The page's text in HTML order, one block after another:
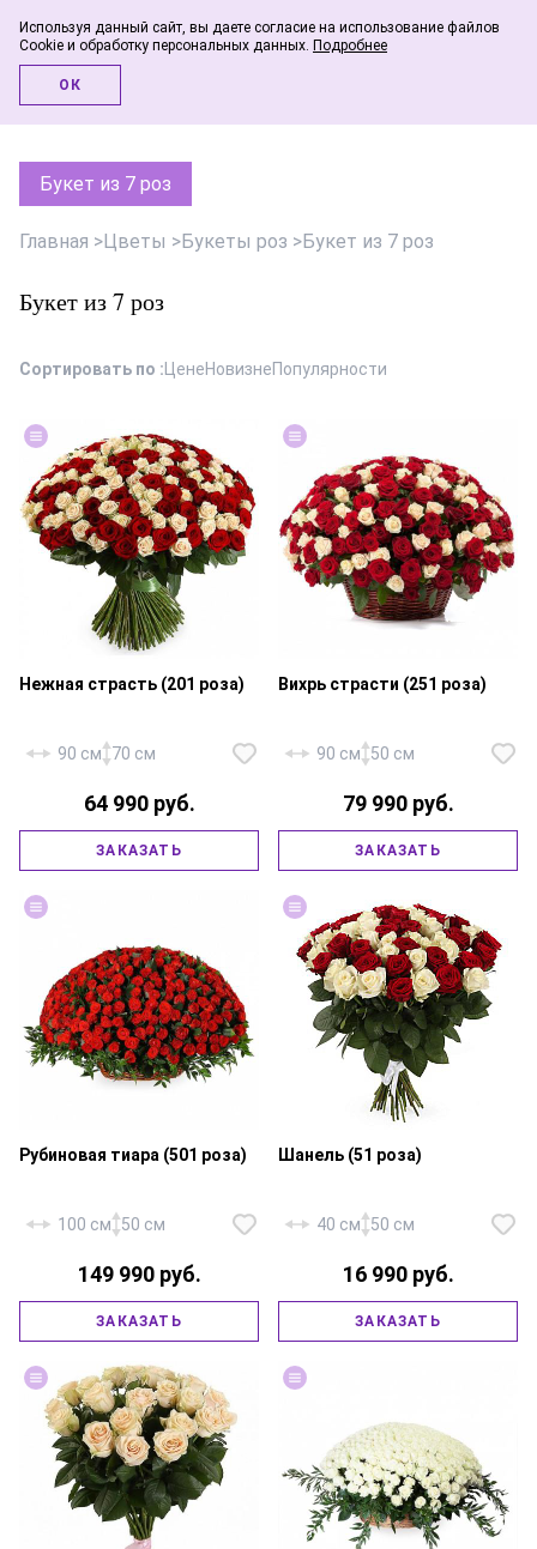
Букет из 7 роз
Главная >Цветы >Букеты роз >Букет из 7 роз
Букет из 7 роз
Сортировать по : ЦенеНовизнеПопулярности
Роза «Россия Ред Наоми» — 101
шт., роза «Россия Талея» — 100
Нежная страсть (201 роза)
90 см 70 см
64 990 руб.
ЗАКАЗАТЬ
шт., роза «Россия Аваланж» —
100 шт., корзина большая,
Вихрь страсти (251 роза)
90 см 50 см
79 990 руб.
ЗАКАЗАТЬ
шт., рускус — 3 банча, корзина
большая, флористическая
Рубиновая тиара (501 роза)
100 см 50 см
149 990 руб.
ЗАКАЗАТЬ
Роза «Россия Ред Наоми» — 30
шт., роза «Россия Аваланж» —
Шанель (51 роза)
40 см 50 см
16 990 руб.
ЗАКАЗАТЬ
Используя данный сайт, вы даете согласие на использование файлов
Cookie и обработку персональных данных. Подробнее
ОК